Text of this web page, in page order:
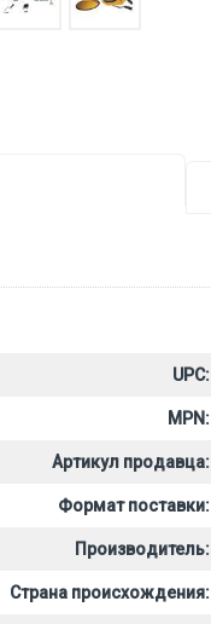
UPC:
MPN:
Артикул продавца:
Формат поставки:
Производитель:
Страна происхождения: